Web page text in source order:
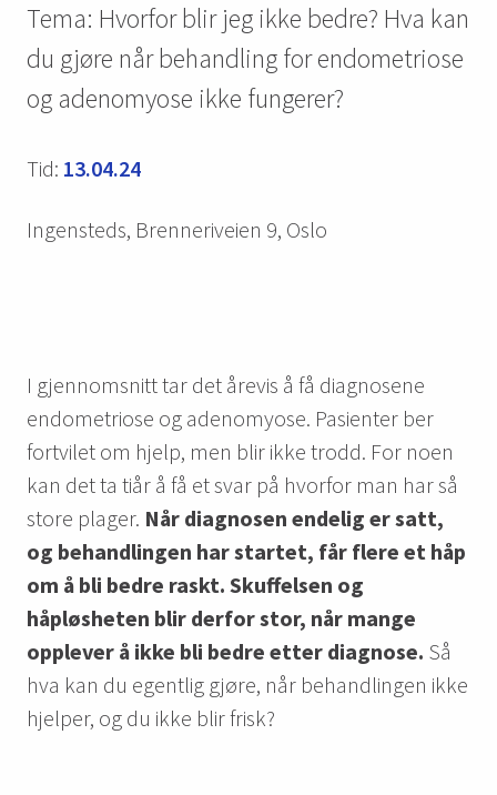
Tema: Hvorfor blir jeg ikke bedre? Hva kan
du gjøre når behandling for endometriose
og adenomyose ikke fungerer?
Tid: 13.04.24
Ingensteds, Brenneriveien 9, Oslo
I gjennomsnitt tar det årevis å få diagnosene
endometriose og adenomyose. Pasienter ber
fortvilet om hjelp, men blir ikke trodd. For noen
kan det ta tiår å få et svar på hvorfor man har så
store plager. Når diagnosen endelig er satt,
og behandlingen har startet, får flere et håp
om å bli bedre raskt. Skuffelsen og
håpløsheten blir derfor stor, når mange
opplever å ikke bli bedre etter diagnose. Så
hva kan du egentlig gjøre, når behandlingen ikke
hjelper, og du ikke blir frisk?